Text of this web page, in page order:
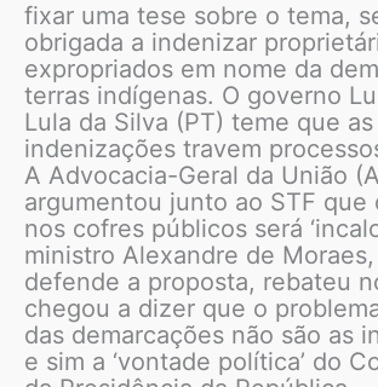
fixar uma tese sobre o tema,
obrigada a indenizar
expropriados em nome da
terras indígenas. O governo
Lula da Silva (PT) teme que as
indenizações travem
A Advocacia-Geral da União
argumentou junto ao STF que
nos cofres públicos será
ministro Alexandre de
defende a proposta, rebateu
chegou a dizer que o
das demarcações não são as
e sim a ‘vontade política’ do